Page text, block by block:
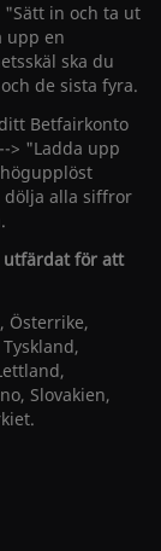
in och ta ut
upp en
ska du
de sista fyra.
Betfairkonto
> "Ladda upp
dölja alla siffror
utfärdat för att
Österrike,
Slovakien,